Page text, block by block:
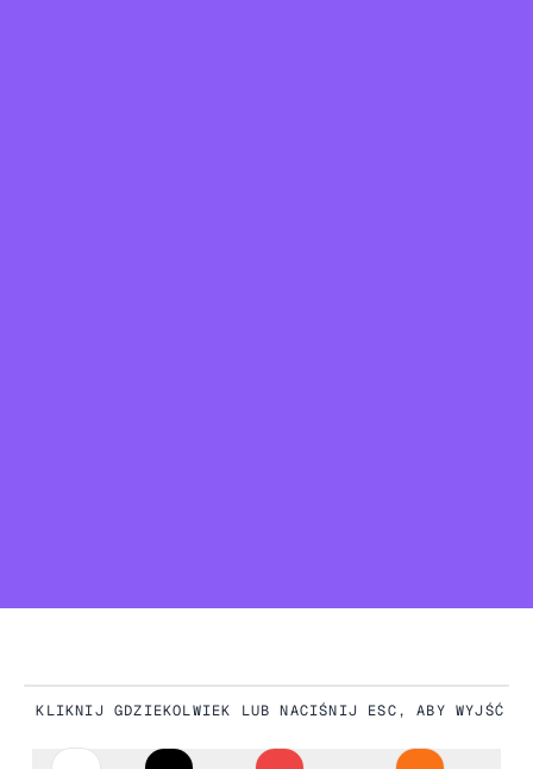
#8B5CF6
KLIKNIJ GDZIEKOLWIEK LUB NACIŚNIJ ESC, ABY WYJŚĆ